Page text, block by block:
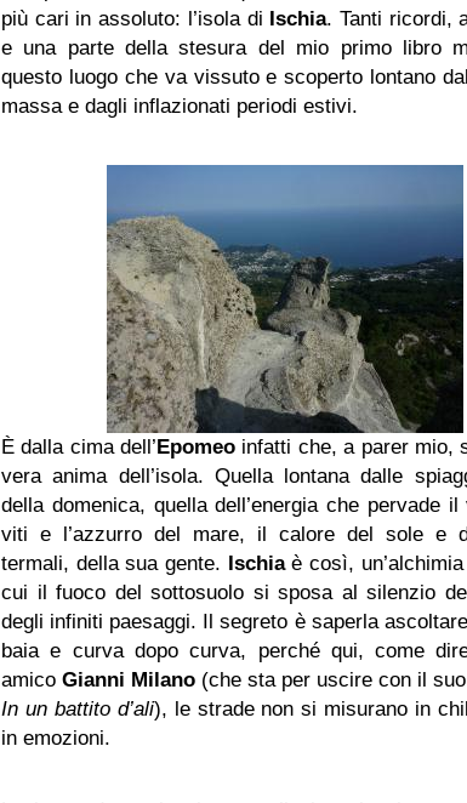
più cari in assoluto: l’isola di Ischia. Tanti ricordi,
e una parte della stesura del mio primo libro
questo luogo che va vissuto e scoperto lontano
massa e dagli inflazionati periodi estivi.
È dalla cima dell’Epomeo infatti che, a parer mio,
vera anima dell’isola. Quella lontana dalle
della domenica, quella dell’energia che pervade il
viti e l’azzurro del mare, il calore del sole e
termali, della sua gente. Ischiaè così,
cui il fuoco del sottosuolo si sposa al silenzio
degli infiniti paesaggi. Il segreto è saperla
baia e curva dopo curva, perché qui, come
amico Gianni Milano (che sta per uscire con il
In un battito d’ali), le strade non si misurano in
in emozioni.